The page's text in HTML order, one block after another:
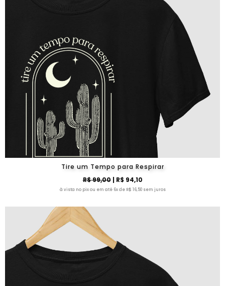
Tire um Tempo para Respirar
R$ 99,00| R$ 94,10
à vista no pix ou em até 6x de R$ 16,50 sem juros